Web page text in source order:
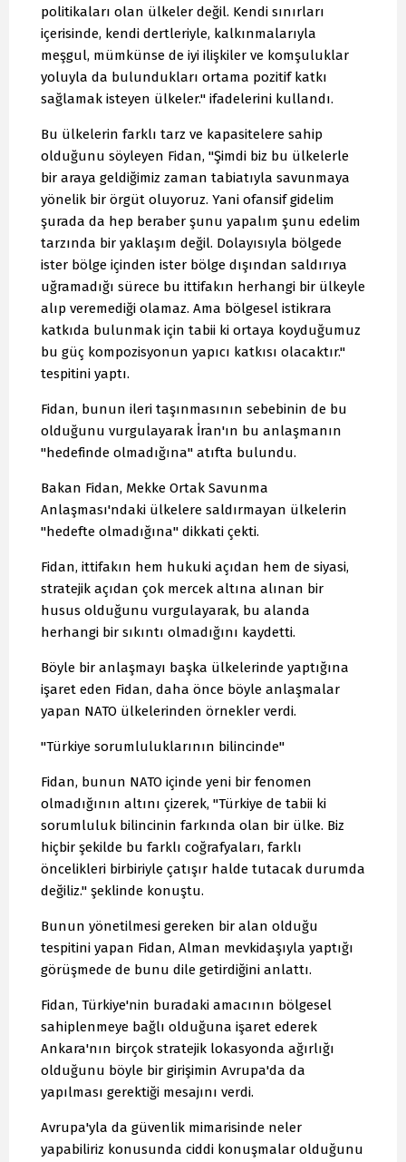
politikaları olan ülkeler değil. Kendi sınırları
içerisinde, kendi dertleriyle, kalkınmalarıyla
meşgul, mümkünse de iyi ilişkiler ve komşuluklar
yoluyla da bulundukları ortama pozitif katkı
sağlamak isteyen ülkeler." ifadelerini kullandı.
Bu ülkelerin farklı tarz ve kapasitelere sahip
olduğunu söyleyen Fidan, "Şimdi biz bu ülkelerle
bir araya geldiğimiz zaman tabiatıyla savunmaya
yönelik bir örgüt oluyoruz. Yani ofansif gidelim
şurada da hep beraber şunu yapalım şunu edelim
tarzında bir yaklaşım değil. Dolayısıyla bölgede
ister bölge içinden ister bölge dışından saldırıya
uğramadığı sürece bu ittifakın herhangi bir ülkeyle
alıp veremediği olamaz. Ama bölgesel istikrara
katkıda bulunmak için tabii ki ortaya koyduğumuz
bu güç kompozisyonun yapıcı katkısı olacaktır."
tespitini yaptı.
Fidan, bunun ileri taşınmasının sebebinin de bu
olduğunu vurgulayarak İran'ın bu anlaşmanın
"hedefinde olmadığına" atıfta bulundu.
Bakan Fidan, Mekke Ortak Savunma
Anlaşması'ndaki ülkelere saldırmayan ülkelerin
"hedefte olmadığına" dikkati çekti.
Fidan, ittifakın hem hukuki açıdan hem de siyasi,
stratejik açıdan çok mercek altına alınan bir
husus olduğunu vurgulayarak, bu alanda
herhangi bir sıkıntı olmadığını kaydetti.
Böyle bir anlaşmayı başka ülkelerinde yaptığına
işaret eden Fidan, daha önce böyle anlaşmalar
yapan NATO ülkelerinden örnekler verdi.
"Türkiye sorumluluklarının bilincinde"
Fidan, bunun NATO içinde yeni bir fenomen
olmadığının altını çizerek, "Türkiye de tabii ki
sorumluluk bilincinin farkında olan bir ülke. Biz
hiçbir şekilde bu farklı coğrafyaları, farklı
öncelikleri birbiriyle çatışır halde tutacak durumda
değiliz." şeklinde konuştu.
Bunun yönetilmesi gereken bir alan olduğu
tespitini yapan Fidan, Alman mevkidaşıyla yaptığı
görüşmede de bunu dile getirdiğini anlattı.
Fidan, Türkiye'nin buradaki amacının bölgesel
sahiplenmeye bağlı olduğuna işaret ederek
Ankara'nın birçok stratejik lokasyonda ağırlığı
olduğunu böyle bir girişimin Avrupa'da da
yapılması gerektiği mesajını verdi.
Avrupa'yla da güvenlik mimarisinde neler
yapabiliriz konusunda ciddi konuşmalar olduğunu